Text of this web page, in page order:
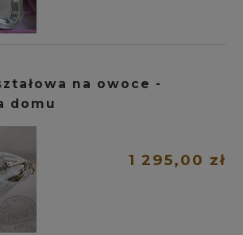
na owoce -
domu
1 295,00 zł